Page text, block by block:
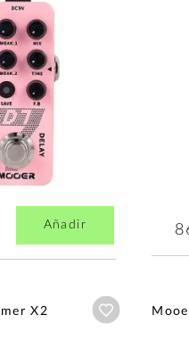
Añadir
X2 Añadir a